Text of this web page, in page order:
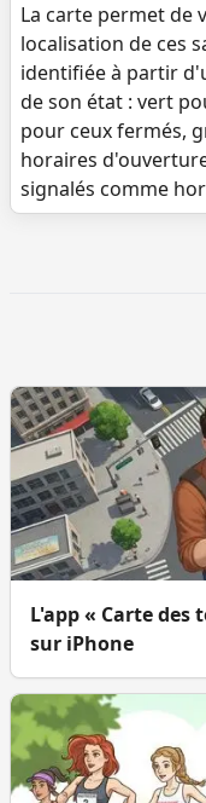
La carte permet de
localisation de ces
identifiée à partir
de son état : vert
pour ceux fermés,
horaires
signalés comme
L'app « Carte des
sur iPhone